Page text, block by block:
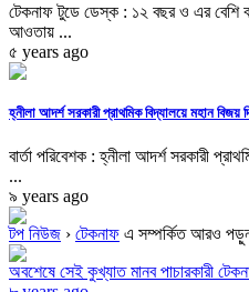
টেকনাফ টুডে ডেস্ক : ১২ বছর ও এর বেশি
আওতায় ...
৫ years ago
হ্নীলা আদর্শ সরকারী প্রাথমিক বিদ্যালয়ে মহান বিজয়
বার্তা পরিবেশক : হ্নীলা আদর্শ সরকারী
...
৯ years ago
টপ নিউজ › টেকনাফ এ সম্পর্কিত আরও
অবশেষে সেই কুখ্যাত মানব পাচারকারী